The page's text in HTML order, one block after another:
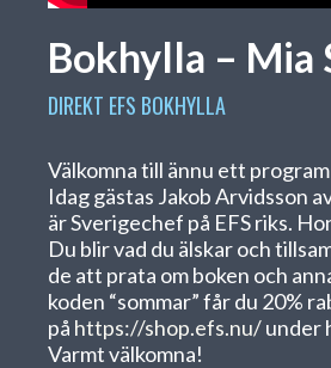
Bokhylla – Mia
DIREKT EFS BOKHYLLA
Välkomna till ännu ett
Idag gästas Jakob Arvidsson
är Sverigechef på EFS riks.
Du blir vad du älskar och
de att prata om boken och
koden “sommar” får du 20%
på https://shop.efs.nu/under
Varmt välkomna!